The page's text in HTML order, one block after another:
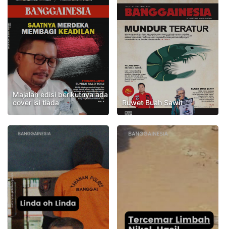
Majalah edisi berikutnya ada
cover isi tiada
Ruwet Buah Sawit